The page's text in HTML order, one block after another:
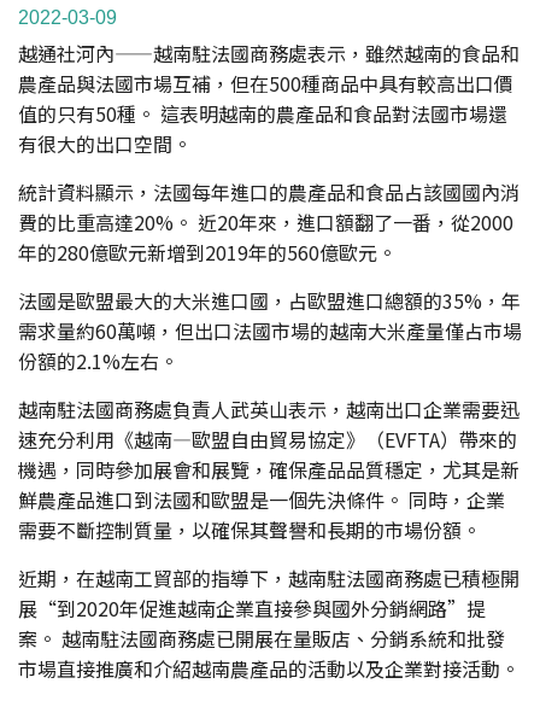
2022-03-09
越通社河內——越南駐法國商務處表示，雖然越南的食品和
農產品與法國市場互補，但在500種商品中具有較高出口價
值的只有50種。 這表明越南的農產品和食品對法國市場還
有很大的出口空間。
統計資料顯示，法國每年進口的農產品和食品占該國國內消
費的比重高達20%。 近20年來，進口額翻了一番，從2000
年的280億歐元新增到2019年的560億歐元。
法國是歐盟最大的大米進口國，占歐盟進口總額的35%，年
需求量約60萬噸，但出口法國市場的越南大米產量僅占市場
份額的2.1%左右。
越南駐法國商務處負責人武英山表示，越南出口企業需要迅
速充分利用《越南—歐盟自由貿易協定》（EVFTA）帶來的
機遇，同時參加展會和展覽，確保產品品質穩定，尤其是新
鮮農產品進口到法國和歐盟是一個先決條件。 同時，企業
需要不斷控制質量，以確保其聲譽和長期的市場份額。
近期，在越南工貿部的指導下，越南駐法國商務處已積極開
展“到2020年促進越南企業直接參與國外分銷網路”提
案。 越南駐法國商務處已開展在量販店、分銷系統和批發
市場直接推廣和介紹越南農產品的活動以及企業對接活動。